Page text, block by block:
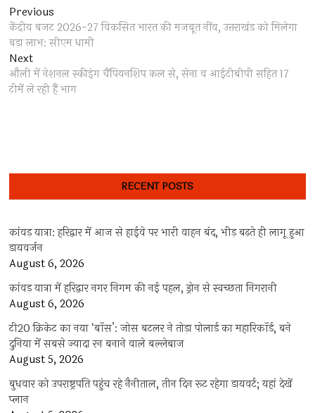
Post
navigation
Previous
post:
केंद्रीय बजट 2026-27 विकसित भारत की मजबूत नींव, उत्तराखंड को मिलेगा
बड़ा लाभ: सीएम धामी
NextNext
post:
औली में नेशनल स्कीइंग चैंपियनशिप कल से, सेना व आईटीबीपी सहित 17
टीमें ले रही हैं भाग
RECENT POSTS
कांवड़ यात्रा: हरिद्वार में आज से हाईवे पर भारी वाहन बंद, भीड़ बढ़ते ही लागू हुआ
डायवर्जन
August 6, 2026
कांवड़ यात्रा में हरिद्वार नगर निगम की नई पहल, ड्रोन से स्वच्छता निगरानी
August 6, 2026
टी20 क्रिकेट का नया ‘बॉस’: जोस बटलर ने तोड़ा पोलार्ड का महारिकॉर्ड, बने
दुनिया में सबसे ज्यादा रन बनाने वाले बल्लेबाज
August 5, 2026
बुधवार को उपराष्ट्रपति पहुंच रहे नैनीताल, तीन दिन रूट रहेगा डायवर्ट; यहां देखें
प्‍लान